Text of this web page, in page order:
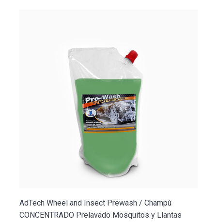
AdTech Wheel and Insect Prewash / Champú
CONCENTRADO Prelavado Mosquitos y Llantas